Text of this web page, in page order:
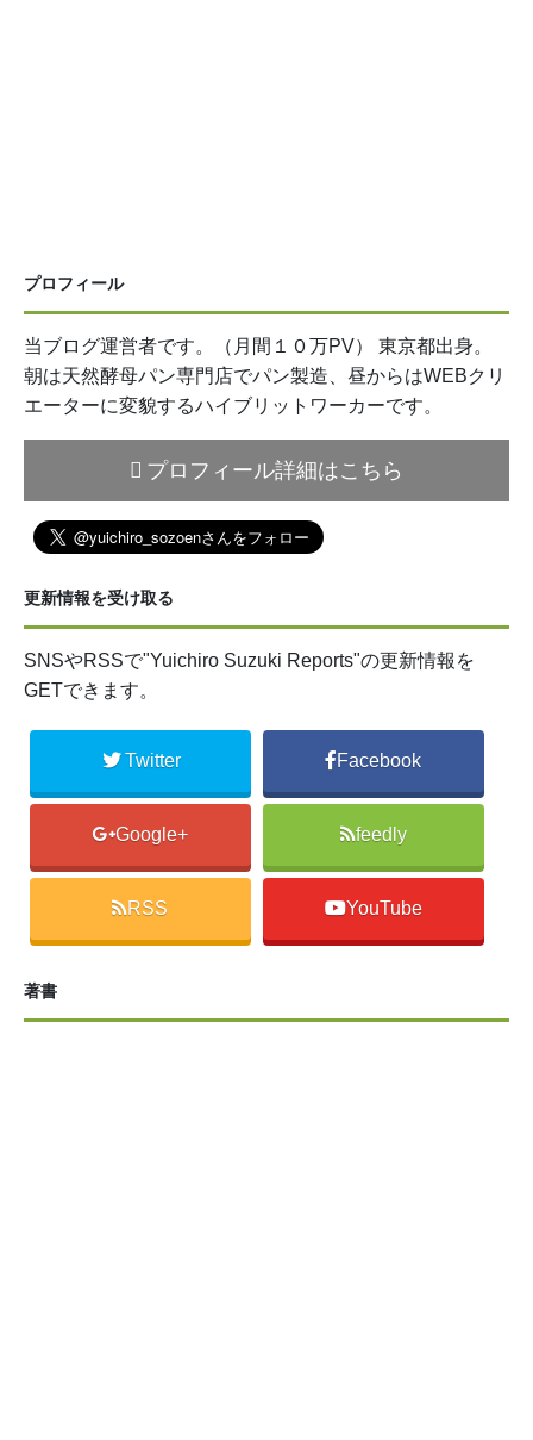
プロフィール
当ブログ運営者です。（月間１０万PV） 東京都出身。
朝は天然酵母パン専門店でパン製造、昼からはWEBクリ
エーターに変貌するハイブリットワーカーです。
プロフィール詳細はこちら
更新情報を受け取る
SNSやRSSで"Yuichiro Suzuki Reports"の更新情報を
GETできます。
Twitter Facebook
Google+ feedly
RSS YouTube
著書